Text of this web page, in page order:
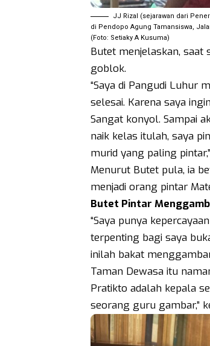
JJ Rizal (sejarawan dari
di Pendopo Agung Tamansiswa,
(Foto: Setiaky A Kusuma)
Butet menjelaskan,
goblok.
“Saya di Pangudi Luhur
selesai. Karena saya
Sangat konyol. Sampai
naik kelas itulah, saya
murid yang paling
Menurut Butet pula, ia
menjadi orang pintar
Butet Pintar
“Saya punya
terpenting bagi saya
inilah bakat
Taman Dewasa itu
Pratikto adalah kepala
seorang guru gambar,”